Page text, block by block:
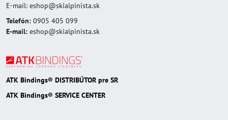
E-mail: eshop@skialpinista.sk
Telefón: 0905 405 099
E-mail: eshop@skialpinista.sk
ATK Bindings® DISTRIBÚTOR pre SR
ATK Bindings® SERVICE CENTER